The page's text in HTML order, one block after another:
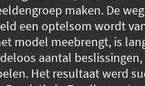
maken. De
een optelsom wordt
model meebrengt, is
aantal
Het resultaat werd